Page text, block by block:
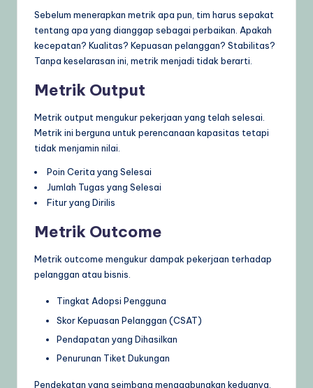
Sebelum menerapkan metrik apa pun, tim harus sepakat
tentang apa yang dianggap sebagai perbaikan. Apakah
kecepatan? Kualitas? Kepuasan pelanggan? Stabilitas?
Tanpa keselarasan ini, metrik menjadi tidak berarti.
Metrik Output
Metrik output mengukur pekerjaan yang telah selesai.
Metrik ini berguna untuk perencanaan kapasitas tetapi
tidak menjamin nilai.
Poin Cerita yang Selesai
Jumlah Tugas yang Selesai
Fitur yang Dirilis
Metrik Outcome
Metrik outcome mengukur dampak pekerjaan terhadap
pelanggan atau bisnis.
Tingkat Adopsi Pengguna
Skor Kepuasan Pelanggan (CSAT)
Pendapatan yang Dihasilkan
Penurunan Tiket Dukungan
Pendekatan yang seimbang menggabungkan keduanya.